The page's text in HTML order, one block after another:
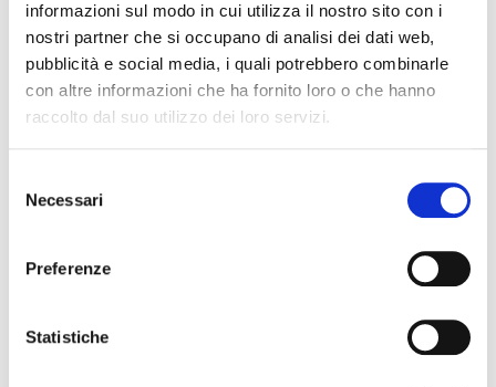
informazioni sul modo in cui utilizza il nostro sito con i
nostri partner che si occupano di analisi dei dati web,
pubblicità e social media, i quali potrebbero combinarle
con altre informazioni che ha fornito loro o che hanno
raccolto dal suo utilizzo dei loro servizi.
delNecessari
Preferenze
Statistiche
CONTROL COLUMNS 2